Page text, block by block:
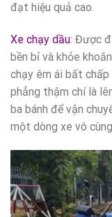
đạt hiệu quả cao.
Xe chạy dầu: Được
bền bỉ và khỏe
chạy êm ái bất
phẳng thậm chí là
ba bánh để vận
một dòng xe vô